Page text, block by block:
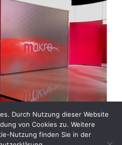
Durch Nutzung dieser Website
von Cookies zu. Weitere
Nutzung finden Sie in der